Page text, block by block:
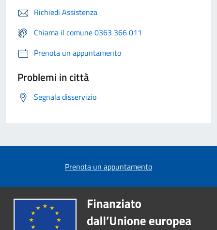
Richiedi Assistenza
Chiama il comune 0363 366 011
Prenota un appuntamento
Problemi in città
Segnala disservizio
Prenota un appuntamento